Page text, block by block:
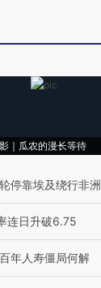
｜瓜农的漫长等待
停靠埃及绕行非洲
连日升破6.75
年人寿僵局何解